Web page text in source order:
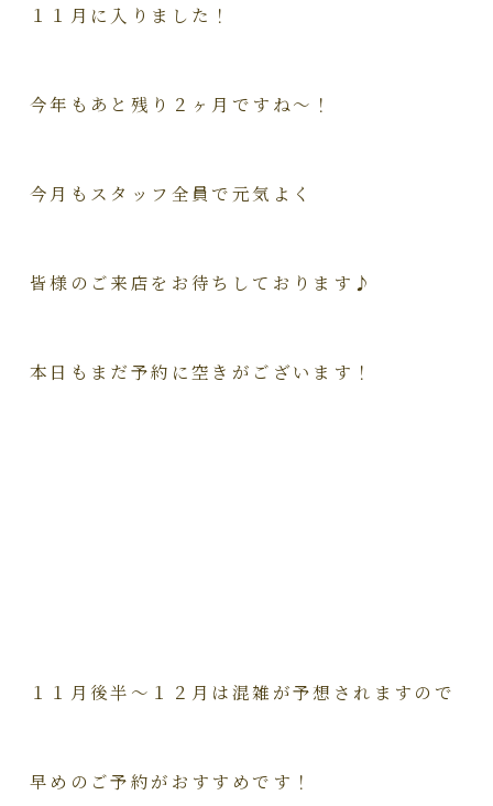
１１月に入りました！
今年もあと残り２ヶ月ですね～！
今月もスタッフ全員で元気よく
皆様のご来店をお待ちしております♪
本日もまだ予約に空きがございます！
１１月後半～１２月は混雑が予想されますので
早めのご予約がおすすめです！